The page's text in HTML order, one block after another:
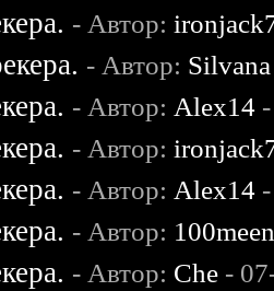
- Автор:
- Автор: Silvana
- Автор: Alex14
- Автор:
- Автор: Alex14
- Автор:
- Автор: Che -